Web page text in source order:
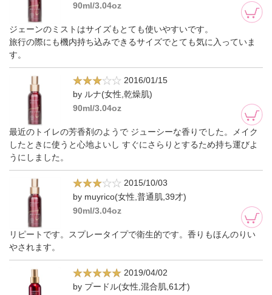
90ml/3.04oz
ジェーンのミストはサイズもとても使いやすいです。
旅行の際にも機内持ち込みできるサイズでとても気に入っていま
す。
2016/01/15
by ルナ(女性,乾燥肌)
90ml/3.04oz
最近のトイレの芳香剤のようで ジューシーな香りでした。メイク
したときに使うと心地よいし すぐにさらりとするため持ち運びよ
うにしました。
2015/10/03
by muyrico(女性,普通肌,39才)
90ml/3.04oz
リピートです。スプレータイプで衛生的です。香りもほんのりい
やされます。
2019/04/02
by プードル(女性,混合肌,61才)